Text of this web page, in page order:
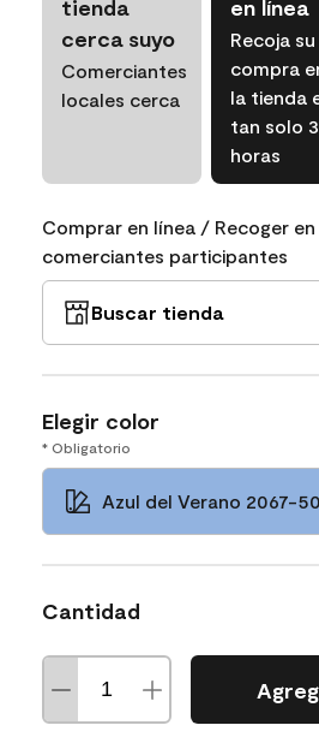
tienda
cerca suyo
Comerciantes
locales cerca
en línea
Recoja su
compra
la tienda
tan solo 3
horas
Comprar en línea / Recoger
comerciantes participantes
Buscar tienda
Elegir color
* Obligatorio
Azul del Verano 2067-50
Cantidad